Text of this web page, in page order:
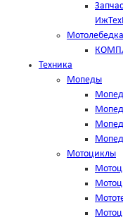
Техника
Мопеды
Мотоциклы